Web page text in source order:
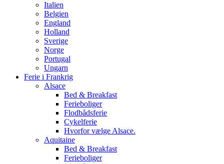
Italien
Belgien
England
Holland
Sverige
Norge
Portugal
Ungarn
Ferie i Frankrig
Alsace
Bed & Breakfast
Ferieboliger
Flodbådsferie
Cykelferie
Hvorfor vælge Alsace.
Aquitaine
Bed & Breakfast
Ferieboliger